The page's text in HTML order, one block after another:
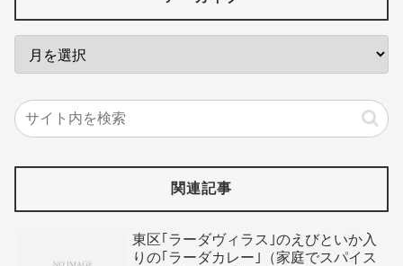
関連記事
東区｢ラーダヴィラス｣のえびといか入
りの｢ラーダカレー｣（家庭でスパイス